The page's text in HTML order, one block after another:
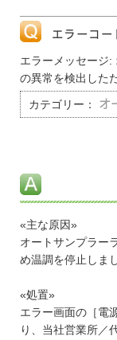
エラーコー
エラーメッセージ:
の異常を検出した
カテゴリー： オ
«主な原因»
オートサンプラー
め温調を停止しま
«処置»
エラー画面の［電
り、当社営業所／
Information] to